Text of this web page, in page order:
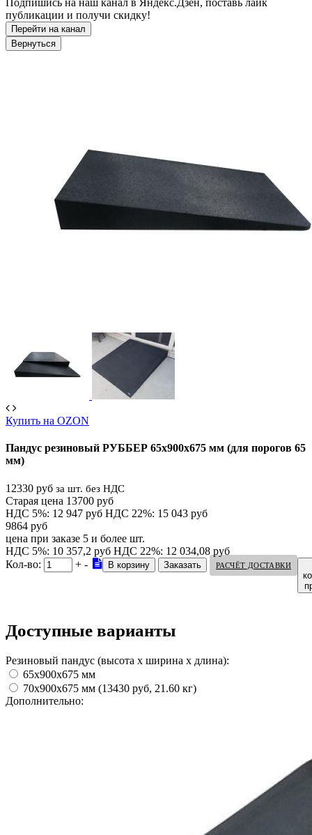
Подпишись на наш канал в Яндекс.Дзен, поставь лайк
публикации и получи скидку!
Купить на OZON
Пандус резиновый РУББЕР 65х900х675 мм (для порогов 65
мм)
12330 руб за шт. без НДС
Старая цена 13700 руб
НДС 5%: 12 947 руб НДС 22%: 15 043 руб
9864 руб
цена при заказе 5 и более шт.
НДС 5%: 10 357,2 руб НДС 22%: 12 034,08 руб
Кол-во:
+ - РАСЧЁТ ДОСТАВКИ
Доступные варианты
Резиновый пандус (высота х ширина х длина):
65х900х675 мм
70х900х675 мм (13430 руб, 21.60 кг)
Дополнительно: